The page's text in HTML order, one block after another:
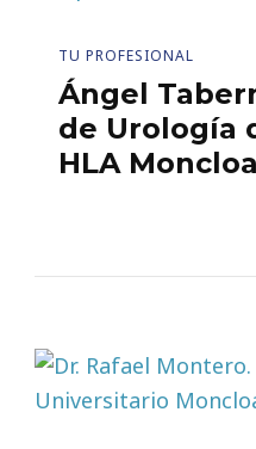
TU PROFESIONAL
Ángel
de Urología
HLA Moncloa